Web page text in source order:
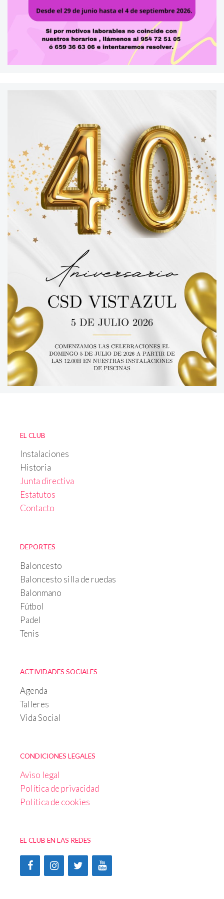
EL CLUB
Instalaciones
Historia
Junta directiva
Estatutos
Contacto
DEPORTES
Baloncesto
Baloncesto silla de ruedas
Balonmano
Fútbol
Padel
Tenis
ACTIVIDADES SOCIALES
Agenda
Talleres
Vida Social
CONDICIONES LEGALES
Aviso legal
Política de privacidad
Política de cookies
EL CLUB EN LAS REDES